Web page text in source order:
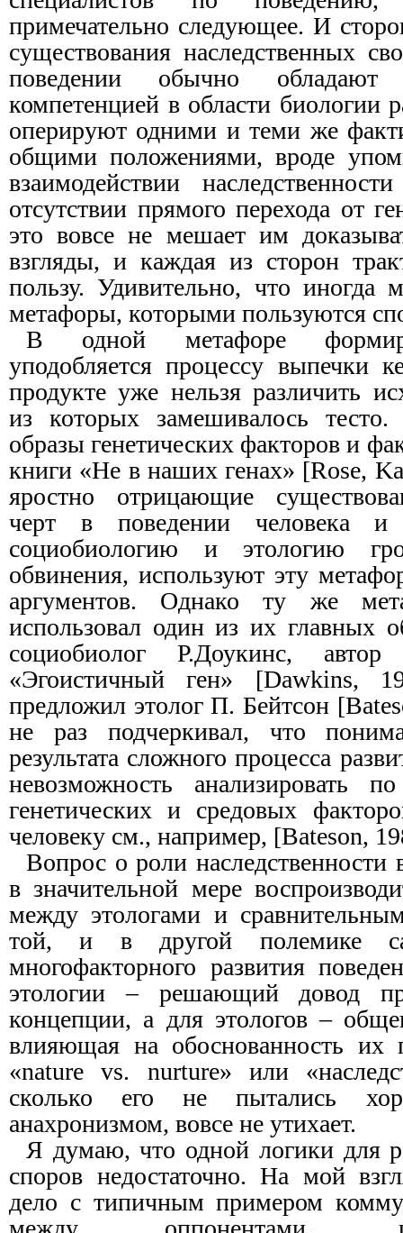
примечательно следующее. И
существования наследственных
поведении обычно обладают
компетенцией в области биологии
оперируют одними и теми же
общими положениями, вроде
взаимодействии
отсутствии прямого перехода от
это вовсе не мешает им
взгляды, и каждая из сторон
пользу. Удивительно, что иногда
метафоры, которыми пользуются
В одной метафоре
уподобляется процессу выпечки
продукте уже нельзя различить
из которых замешивалось
образы генетических факторов и
книги «Не в наших генах» [Rose,
яростно отрицающие
черт в поведении человека
социобиологию и этологию
обвинения, используют эту
аргументов. Однако ту же
использовал один из их главных
социобиолог Р.Доукинс,
«Эгоистичный ген» [Dawkins,
предложил этолог П. Бейтсон
не раз подчеркивал, что
результата сложного процесса
невозможность анализировать
генетических и средовых
человеку см., например, [Bateson,
Вопрос о роли наследственности
в значительной мере
между этологами и
той, и в другой полемике
многофакторного развития
этологии – решающий довод
концепции, а для этологов –
влияющая на обоснованность их
«nature vs. nurture» или
сколько его не пытались
анахронизмом, вовсе не утихает.
Я думаю, что одной логики для
споров недостаточно. На мой
дело с типичным примером